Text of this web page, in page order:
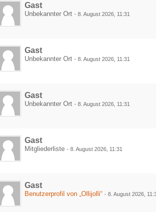
Gast
Unbekannter Ort-8. August 2026, 11:31
Gast
Unbekannter Ort-8. August 2026, 11:31
Gast
Unbekannter Ort-8. August 2026, 11:31
Gast
Mitgliederliste-8. August 2026, 11:31
Gast
Benutzerprofil von „Ollijolli“ -8. August 2026,